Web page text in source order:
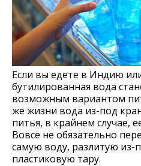
Если вы едете в Индию
бутилированная вода
возможным вариантом
же жизни вода из-под
питья, в крайнем случае,
Вовсе не обязательно
самую воду, разлитую из-
пластиковую тару.